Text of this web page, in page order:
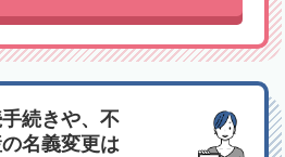
続きや、不
名義変更は